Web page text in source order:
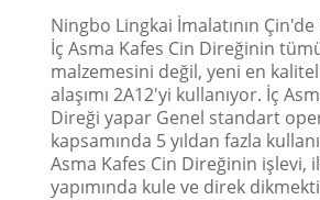
Ningbo Lingkai İmalatının
İç Asma Kafes Cin Direğinin
malzemesini değil, yeni en
alaşımı 2A12'yi kullanıyor. İç
Direği yapar Genel standart
kapsamında 5 yıldan fazla
Asma Kafes Cin Direğinin işlevi,
yapımında kule ve direk